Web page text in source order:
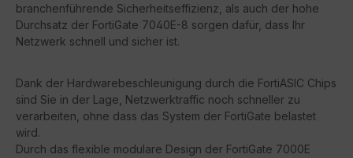
branchenführende Sicherheitseffizienz, als auch der hohe
Durchsatz der FortiGate 7040E-8 sorgen dafür, dass Ihr
Netzwerk schnell und sicher ist.
Dank der Hardwarebeschleunigung durch die FortiASIC Chips
sind Sie in der Lage, Netzwerktraffic noch schneller zu
verarbeiten, ohne dass das System der FortiGate belastet
wird.
Durch das flexible modulare Design der FortiGate 7000E